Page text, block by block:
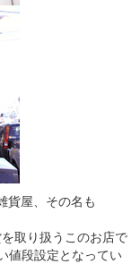
貨屋、その名も
取り扱うこのお店で
値段設定となってい